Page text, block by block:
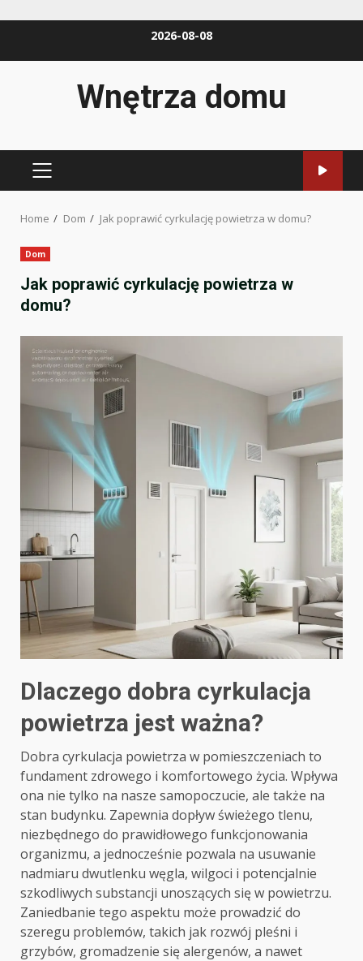
2026-08-08
Wnętrza domu
PRIMARY
Home Dom Jak poprawić cyrkulację powietrza w domu?
Dom
Jak poprawić cyrkulację powietrza w
domu?
Dlaczego dobra cyrkulacja
powietrza jest ważna?
Dobra cyrkulacja powietrza w pomieszczeniach to
fundament zdrowego i komfortowego życia. Wpływa
ona nie tylko na nasze samopoczucie, ale także na
stan budynku. Zapewnia dopływ świeżego tlenu,
niezbędnego do prawidłowego funkcjonowania
organizmu, a jednocześnie pozwala na usuwanie
nadmiaru dwutlenku węgla, wilgoci i potencjalnie
szkodliwych substancji unoszących się w powietrzu.
Zaniedbanie tego aspektu może prowadzić do
szeregu problemów, takich jak rozwój pleśni i
grzybów, gromadzenie się alergenów, a nawet